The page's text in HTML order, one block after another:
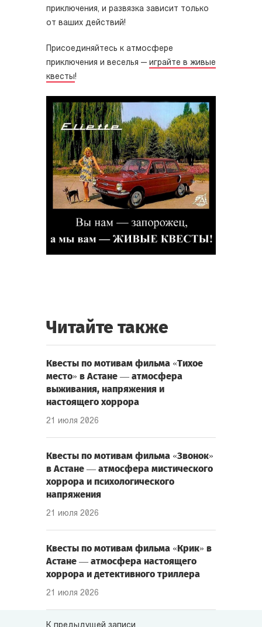
приключения, и развязка зависит только
от ваших действий!
Присоединяйтесь к атмосфере
приключения и веселья — играйте в живые
квесты!
Читайте также
Квесты по мотивам фильма «Тихое
место» в Астане — атмосфера
выживания, напряжения и
настоящего хоррора
21 июля 2026
Квесты по мотивам фильма «Звонок»
в Астане — атмосфера мистического
хоррора и психологического
напряжения
21 июля 2026
Квесты по мотивам фильма «Крик» в
Астане — атмосфера настоящего
хоррора и детективного триллера
21 июля 2026